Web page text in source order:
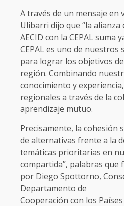
A través de un mensaje en
Ulibarri dijo que “la alianza
AECID con la CEPAL suma
CEPAL es uno de
para lograr los objetivos
región. Combinando
conocimiento y
regionales a través de la
aprendizaje mutuo.
Precisamente, la cohesión
de alternativas frente a la
temáticas prioritarias en
compartida”, palabras que
por Diego Spottorno,
Departamento de
Cooperación con los Países